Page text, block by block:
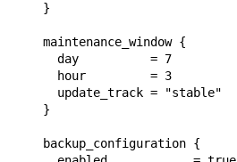
    }
    maintenance_window {
      day          = 7
      hour         = 3
      update_track = "stable"
    }
    backup_configuration {